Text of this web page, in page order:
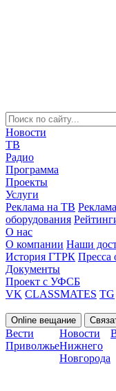
Новости
ТВ
Радио
Программа
Проекты
Услуги
Реклама на ТВ
оборудования
О нас
О компании Наши
История ГТРК Пресса
Документы
Проект с УФСБ
VK CLASSMATES TG
Online вещание
Вести
Приволжье
Новости
Нижнего
Новгорода